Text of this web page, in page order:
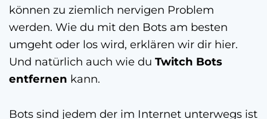
können zu ziemlich nervigen Problem
werden. Wie du mit den Bots am besten
umgeht oder los wird, erklären wir dir hier.
Und natürlich auch wie du Twitch Bots
entfernen kann.
Bots sind jedem der im Internet unterwegs ist